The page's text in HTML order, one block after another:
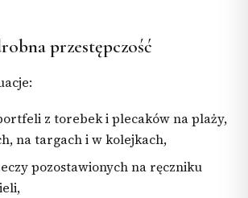
przestępczość
z torebek i plecaków na plaży,
na targach i w kolejkach,
pozostawionych na ręczniku